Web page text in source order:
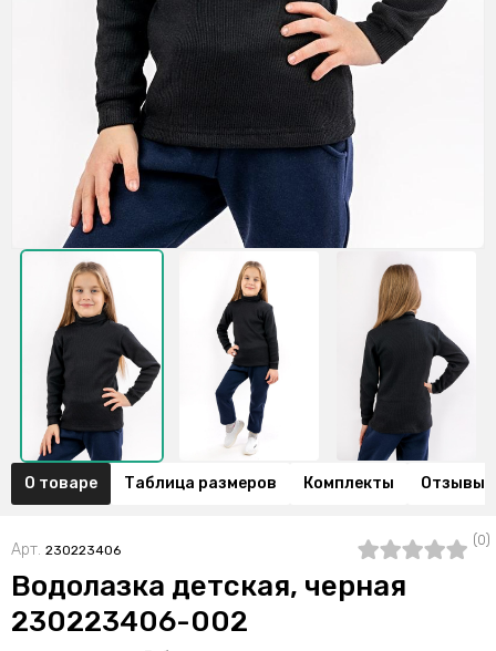
О товаре Таблица размеров Комплекты Отзывы
Арт. 230223406
(0)
Водолазка детская, черная
230223406-002